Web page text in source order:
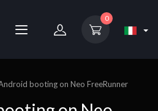
0
booting on Neo FreeRunner